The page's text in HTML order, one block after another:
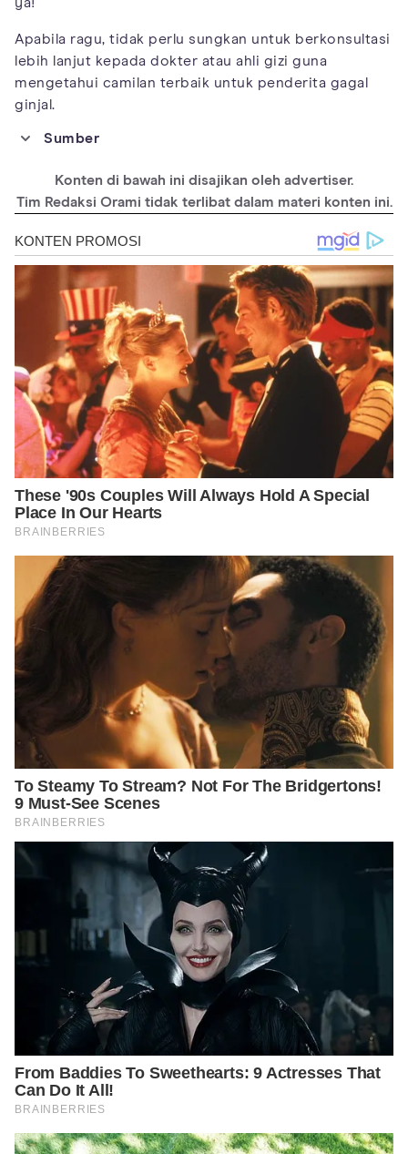
Apabila ragu, tidak perlu sungkan untuk berkonsultasi
lebih lanjut kepada dokter atau ahli gizi guna
mengetahui camilan terbaik untuk penderita gagal
ginjal.
Sumber
https://www.medicalnewstoday.com/articles/325390
https://www.kidney.org/atoz/content/sodiumckd
Konten di bawah ini disajikan oleh advertiser.
Tim Redaksi Orami tidak terlibat dalam materi konten ini.